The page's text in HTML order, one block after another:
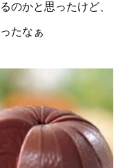
のかと思ったけど、
たなぁ